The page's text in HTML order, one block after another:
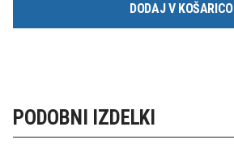
DODAJ V KOŠARICO
PODOBNI IZDELKI